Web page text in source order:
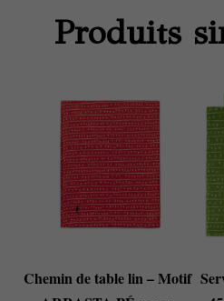
Produits
Chemin de table lin – Motif